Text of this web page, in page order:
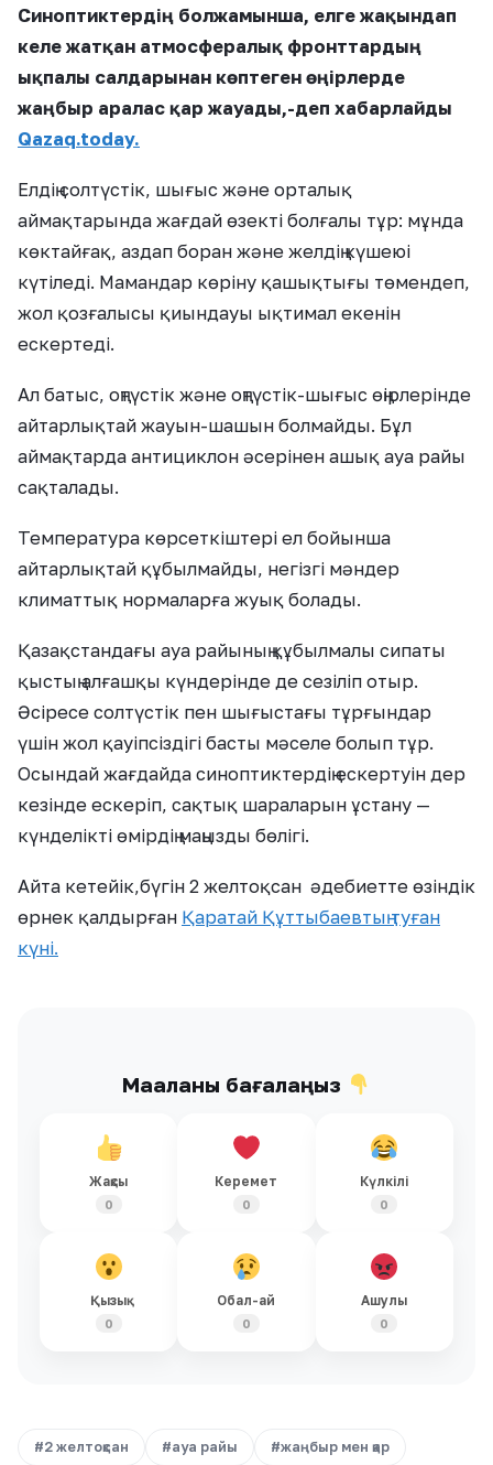
Синоптиктердің болжамынша, елге жақындап
келе жатқан атмосфералық фронттардың
ықпалы салдарынан көптеген өңірлерде
жаңбыр аралас қар жауады,-деп хабарлайды
Qazaq.today.
Елдің солтүстік, шығыс және орталық
аймақтарында жағдай өзекті болғалы тұр: мұнда
көктайғақ, аздап боран және желдің күшеюі
күтіледі. Мамандар көріну қашықтығы төмендеп,
жол қозғалысы қиындауы ықтимал екенін
ескертеді.
Ал батыс, оңтүстік және оңтүстік-шығыс өңірлерінде
айтарлықтай жауын-шашын болмайды. Бұл
аймақтарда антициклон әсерінен ашық ауа райы
сақталады.
Температура көрсеткіштері ел бойынша
айтарлықтай құбылмайды, негізгі мәндер
климаттық нормаларға жуық болады.
Қазақстандағы ауа райының құбылмалы сипаты
қыстың алғашқы күндерінде де сезіліп отыр.
Әсіресе солтүстік пен шығыстағы тұрғындар
үшін жол қауіпсіздігі басты мәселе болып тұр.
Осындай жағдайда синоптиктердің ескертуін дер
кезінде ескеріп, сақтық шараларын ұстану —
күнделікті өмірдің маңызды бөлігі.
Айта кетейік,бүгін 2 желтоқсан әдебиетте өзіндік
өрнек қалдырған Қаратай Құттыбаевтың туған
күні.
Мақаланы бағалаңыз
Жақсы
0
Керемет
0
Күлкілі
0
Қызық
0
Обал-ай
0
Ашулы
0
#2 желтоқсан #ауа райы #жаңбыр мен қар